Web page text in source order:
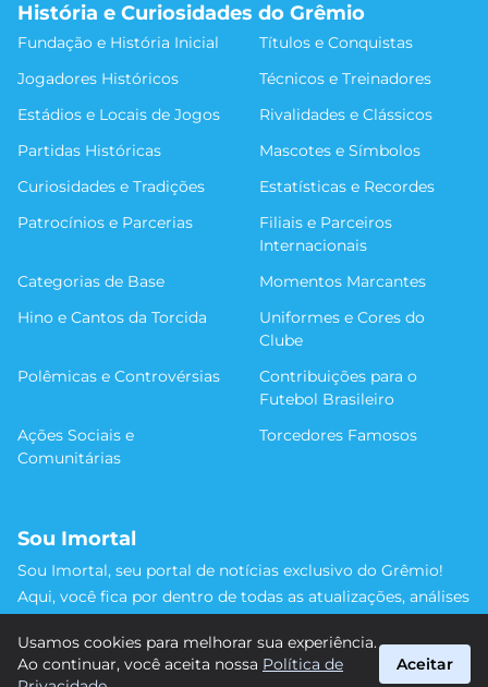
História e Curiosidades do Grêmio
Fundação e História Inicial
Títulos e Conquistas
Jogadores Históricos
Técnicos e Treinadores
Estádios e Locais de Jogos
Rivalidades e Clássicos
Partidas Históricas
Mascotes e Símbolos
Curiosidades e Tradições
Estatísticas e Recordes
Patrocínios e Parcerias
Filiais e Parceiros
Internacionais
Categorias de Base
Momentos Marcantes
Hino e Cantos da Torcida
Uniformes e Cores do
Clube
Polêmicas e Controvérsias
Contribuições para o
Futebol Brasileiro
Ações Sociais e
Comunitárias
Torcedores Famosos
Sou Imortal
Sou Imortal, seu portal de notícias exclusivo do Grêmio!
Aqui, você fica por dentro de todas as atualizações, análises
detalhe da trajetória do nosso time rumo às vitórias!
#Grêmio #SouImortal
Usamos cookies para melhorar sua experiência.
Ao continuar, você aceita nossa Política de
Aceitar